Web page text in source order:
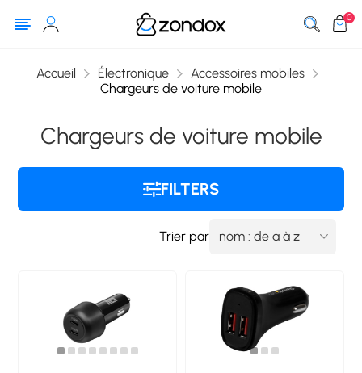
0
Accueil Électronique
Accessoires mobiles
Chargeurs de voiture mobile
Chargeurs de voiture mobile
FILTERS
Trier par